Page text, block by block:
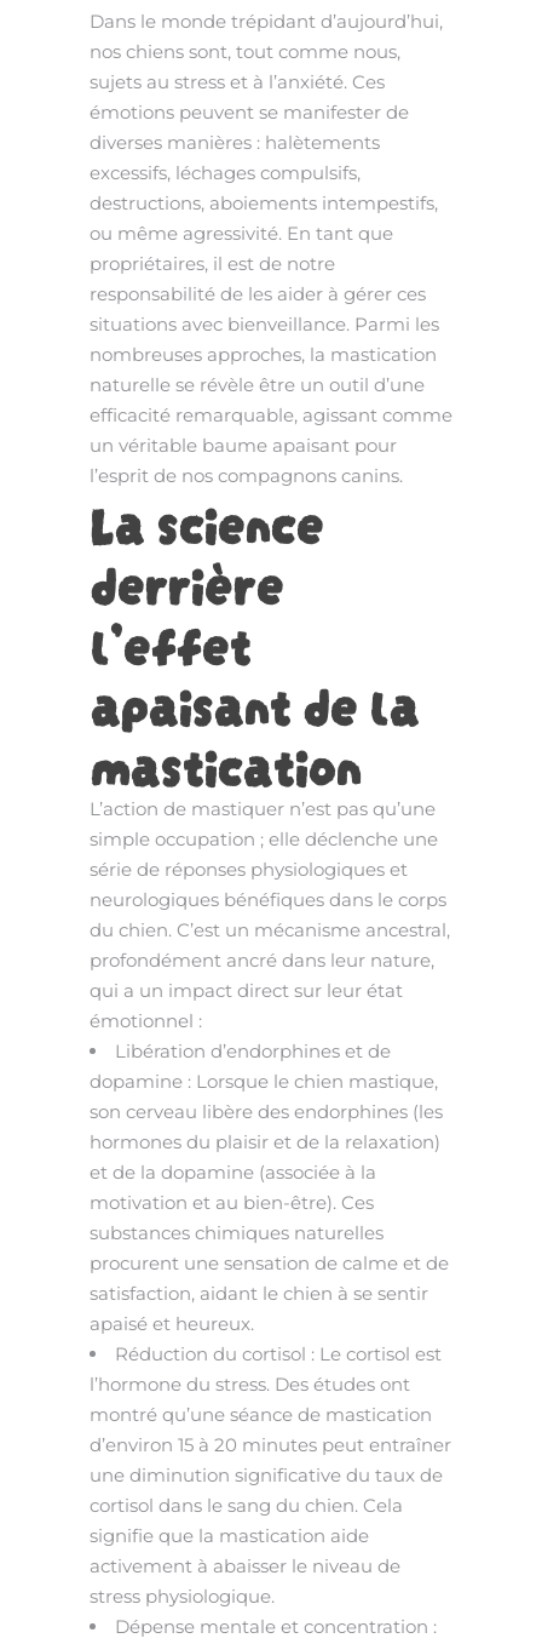
Dans le monde trépidant d’aujourd’hui,
nos chiens sont, tout comme nous,
sujets au stress et à l’anxiété. Ces
émotions peuvent se manifester de
diverses manières : halètements
excessifs, léchages compulsifs,
destructions, aboiements intempestifs,
ou même agressivité. En tant que
propriétaires, il est de notre
responsabilité de les aider à gérer ces
situations avec bienveillance. Parmi les
nombreuses approches, la mastication
naturelle se révèle être un outil d’une
efficacité remarquable, agissant comme
un véritable baume apaisant pour
l’esprit de nos compagnons canins.
La science
derrière
l’effet
apaisant de la
mastication
L’action de mastiquer n’est pas qu’une
simple occupation ; elle déclenche une
série de réponses physiologiques et
neurologiques bénéfiques dans le corps
du chien. C’est un mécanisme ancestral,
profondément ancré dans leur nature,
qui a un impact direct sur leur état
émotionnel :
Libération d’endorphines et de
dopamine : Lorsque le chien mastique,
son cerveau libère des endorphines (les
hormones du plaisir et de la relaxation)
et de la dopamine (associée à la
motivation et au bien-être). Ces
substances chimiques naturelles
procurent une sensation de calme et de
satisfaction, aidant le chien à se sentir
apaisé et heureux.
Réduction du cortisol : Le cortisol est
l’hormone du stress. Des études ont
montré qu’une séance de mastication
d’environ 15 à 20 minutes peut entraîner
une diminution significative du taux de
cortisol dans le sang du chien. Cela
signifie que la mastication aide
activement à abaisser le niveau de
stress physiologique.
Dépense mentale et concentration :